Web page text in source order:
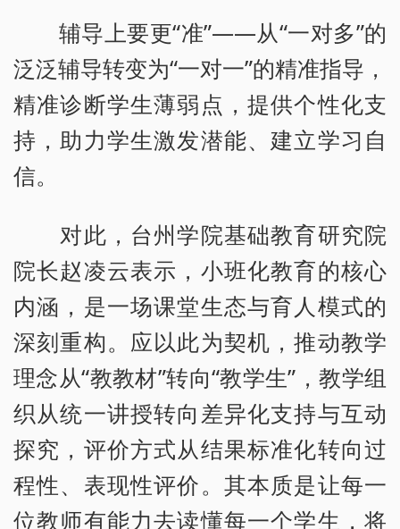
辅导上要更“准”——从“一对多”的
泛泛辅导转变为“一对一”的精准指导，
精准诊断学生薄弱点，提供个性化支
持，助力学生激发潜能、建立学习自
信。
对此，台州学院基础教育研究院
院长赵凌云表示，小班化教育的核心
内涵，是一场课堂生态与育人模式的
深刻重构。应以此为契机，推动教学
理念从“教教材”转向“教学生”，教学组
织从统一讲授转向差异化支持与互动
探究，评价方式从结果标准化转向过
程性、表现性评价。其本质是让每一
位教师有能力去读懂每一个学生，将